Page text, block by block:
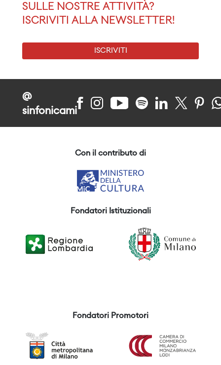
SULLE NOSTRE ATTIVITÀ?
ISCRIVITI ALLA NEWSLETTER!
ISCRIVITI
@
sinfonicami
Con il contributo di
Fondatori Istituzionali
Fondatori Promotori